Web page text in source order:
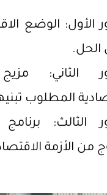
الأول: الوضع
الحل.
الثاني:
المطلوب
الثالث:
من الأزمة